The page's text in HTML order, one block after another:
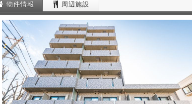
物件情報 周辺施設